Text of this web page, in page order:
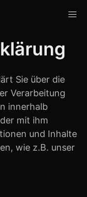
Sie über die
Verarbeitung
innerhalb
mit ihm
und Inhalte
wie z.B. unser